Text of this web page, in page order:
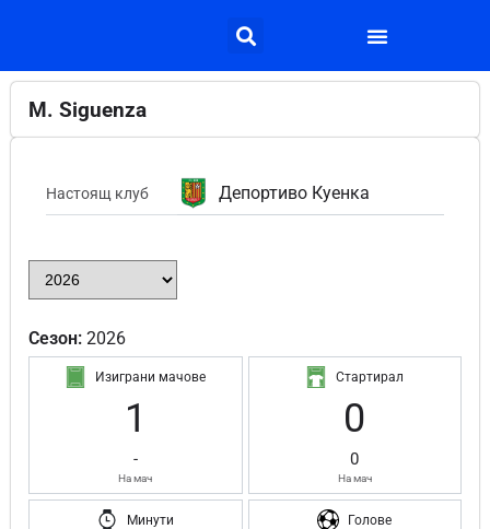
M. Siguenza
Настоящ клуб Депортиво Куенка
Сезон: 2026
Изиграни мачове
1
-
На мач
Стартирал
0
0
На мач
Минути Голове